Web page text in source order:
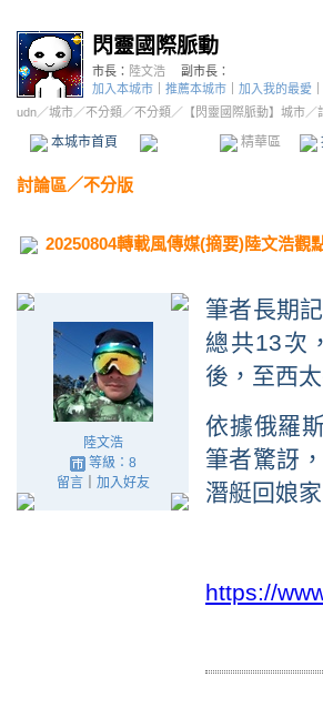
閃靈國際脈動
市長： 陸文浩
副市長：
加入本城市
推薦本城市 加入我的最愛
udn／城市／不分類 ／不分類 ／ 【閃靈國際脈動】城市／
本城市首頁 精華區
討論區／不分版
20250804轉載風傳媒(摘要)陸文浩觀
陸文浩
等級：8
留言｜ 加入好友
筆者長期
總共13次
後，至西
依據俄羅
筆者驚訝
潛艇回娘
https://